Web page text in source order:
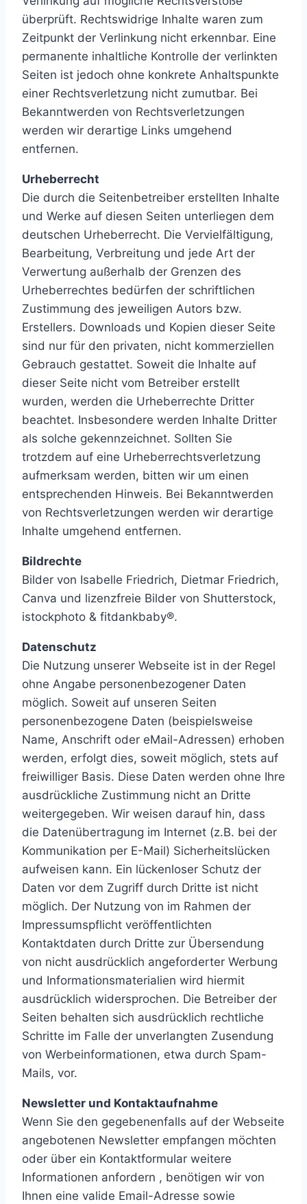
überprüft. Rechtswidrige Inhalte waren zum
Zeitpunkt der Verlinkung nicht erkennbar. Eine
permanente inhaltliche Kontrolle der verlinkten
Seiten ist jedoch ohne konkrete Anhaltspunkte
einer Rechtsverletzung nicht zumutbar. Bei
Bekanntwerden von Rechtsverletzungen
werden wir derartige Links umgehend
entfernen.
Urheberrecht
Die durch die Seitenbetreiber erstellten Inhalte
und Werke auf diesen Seiten unterliegen dem
deutschen Urheberrecht. Die Vervielfältigung,
Bearbeitung, Verbreitung und jede Art der
Verwertung außerhalb der Grenzen des
Urheberrechtes bedürfen der schriftlichen
Zustimmung des jeweiligen Autors bzw.
Erstellers. Downloads und Kopien dieser Seite
sind nur für den privaten, nicht kommerziellen
Gebrauch gestattet. Soweit die Inhalte auf
dieser Seite nicht vom Betreiber erstellt
wurden, werden die Urheberrechte Dritter
beachtet. Insbesondere werden Inhalte Dritter
als solche gekennzeichnet. Sollten Sie
trotzdem auf eine Urheberrechtsverletzung
aufmerksam werden, bitten wir um einen
entsprechenden Hinweis. Bei Bekanntwerden
von Rechtsverletzungen werden wir derartige
Inhalte umgehend entfernen.
Bildrechte
Bilder von Isabelle Friedrich, Dietmar Friedrich,
Canva und lizenzfreie Bilder von Shutterstock,
istockphoto & fitdankbaby®.
Datenschutz
Die Nutzung unserer Webseite ist in der Regel
ohne Angabe personenbezogener Daten
möglich. Soweit auf unseren Seiten
personenbezogene Daten (beispielsweise
Name, Anschrift oder eMail-Adressen) erhoben
werden, erfolgt dies, soweit möglich, stets auf
freiwilliger Basis. Diese Daten werden ohne Ihre
ausdrückliche Zustimmung nicht an Dritte
weitergegeben. Wir weisen darauf hin, dass
die Datenübertragung im Internet (z.B. bei der
Kommunikation per E-Mail) Sicherheitslücken
aufweisen kann. Ein lückenloser Schutz der
Daten vor dem Zugriff durch Dritte ist nicht
möglich. Der Nutzung von im Rahmen der
Impressumspflicht veröffentlichten
Kontaktdaten durch Dritte zur Übersendung
von nicht ausdrücklich angeforderter Werbung
und Informationsmaterialien wird hiermit
ausdrücklich widersprochen. Die Betreiber der
Seiten behalten sich ausdrücklich rechtliche
Schritte im Falle der unverlangten Zusendung
von Werbeinformationen, etwa durch Spam-
Mails, vor.
Newsletter und Kontaktaufnahme
Wenn Sie den gegebenenfalls auf der Webseite
angebotenen Newsletter empfangen möchten
oder über ein Kontaktformular weitere
Informationen anfordern , benötigen wir von
Ihnen eine valide Email-Adresse sowie